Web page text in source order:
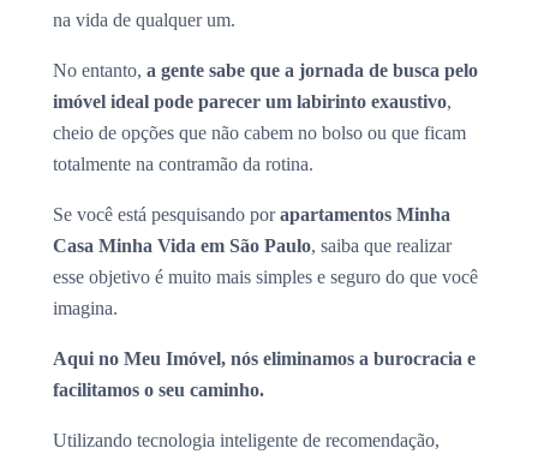
na vida de qualquer um.
No entanto, a gente sabe que a jornada de busca pelo
imóvel ideal pode parecer um labirinto exaustivo,
cheio de opções que não cabem no bolso ou que ficam
totalmente na contramão da rotina.
Se você está pesquisando porapartamentos Minha
Casa Minha Vida em São Paulo, saiba que realizar
esse objetivo é muito mais simples e seguro do que você
imagina.
Aqui no Meu Imóvel, nós eliminamos a burocracia e
facilitamos o seu caminho.
Utilizando tecnologia inteligente de recomendação,